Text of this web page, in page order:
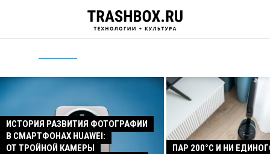
ИСТОРИЯ РАЗВИТИЯ ФОТОГРАФИИ
В СМАРТФОНАХ HUAWEI:
ОТ ТРОЙНОЙ КАМЕРЫ
ПАР 200°C И НИ